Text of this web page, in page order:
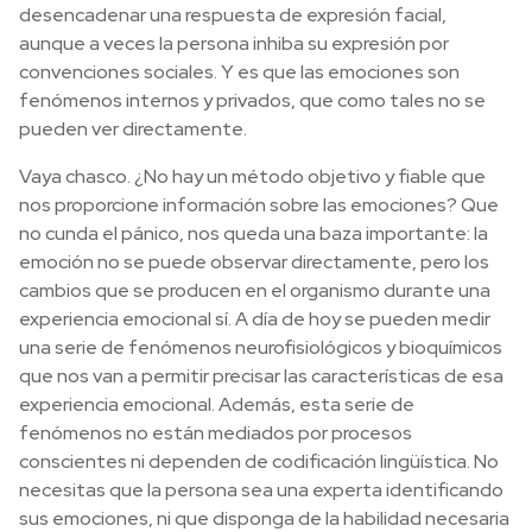
desencadenar una respuesta de expresión facial,
aunque a veces la persona inhiba su expresión por
convenciones sociales. Y es que las emociones son
fenómenos internos y privados, que como tales no se
pueden ver directamente.
Vaya chasco. ¿No hay un método objetivo y fiable que
nos proporcione información sobre las emociones? Que
no cunda el pánico, nos queda una baza importante: la
emoción no se puede observar directamente, pero los
cambios que se producen en el organismo durante una
experiencia emocional sí. A día de hoy se pueden medir
una serie de fenómenos neurofisiológicos y bioquímicos
que nos van a permitir precisar las características de esa
experiencia emocional. Además, esta serie de
fenómenos no están mediados por procesos
conscientes ni dependen de codificación lingüística. No
necesitas que la persona sea una experta identificando
sus emociones, ni que disponga de la habilidad necesaria